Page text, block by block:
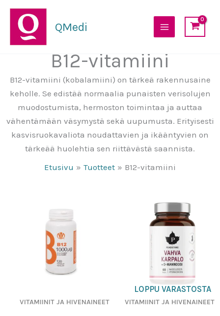
Siirry
sisältöön
QMedi
B12-vitamiini
B12-vitamiini (kobalamiini) on tärkeä rakennusaine
keholle. Se edistää normaalia punaisten verisolujen
muodostumista, hermoston toimintaa ja auttaa
vähentämään väsymystä sekä uupumusta. Erityisesti
kasvisruokavaliota noudattavien ja ikääntyvien on
tärkeää huolehtia sen riittävästä saannista.
Etusivu
Tuotteet B12-vitamiini
VITAMIINIT JA HIVENAINEET VITAMIINIT JA HIVENAINEET
LOPPU VARASTOSTA